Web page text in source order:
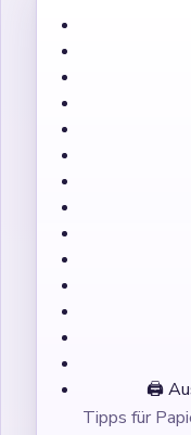
🖨️
Tipps für